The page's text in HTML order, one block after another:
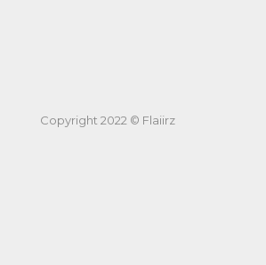
Copyright 2022 © Flaiirz